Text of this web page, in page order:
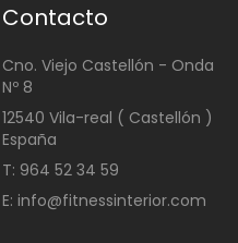
Contacto
Cno. Viejo Castellón - Onda
Nº 8
12540 Vila-real ( Castellón )
España
T: 964 52 34 59
E: info@fitnessinterior.com